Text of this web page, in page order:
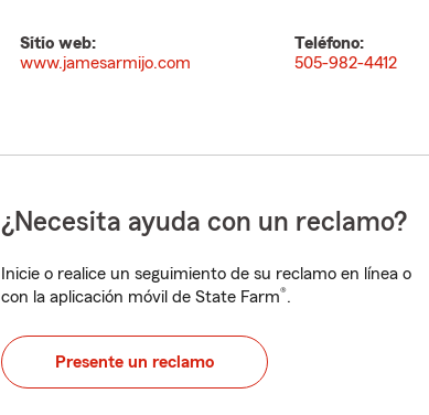
Sitio web:
www.jamesarmijo.com
Teléfono:
505-982-4412
¿Necesita ayuda con un reclamo?
Inicie o realice un seguimiento de su reclamo en línea o
con la aplicación móvil de State Farm®.
Presente un reclamo